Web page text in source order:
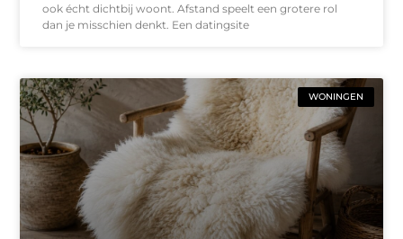
ook écht dichtbij woont. Afstand speelt een grotere rol
dan je misschien denkt. Een datingsite
WONINGEN